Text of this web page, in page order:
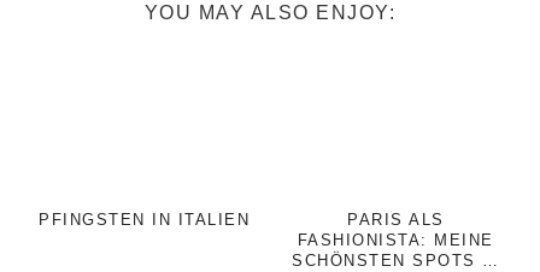
YOU MAY ALSO ENJOY:
PFINGSTEN IN ITALIEN
PARIS ALS
FASHIONISTA: MEINE
SCHÖNSTEN SPOTS …